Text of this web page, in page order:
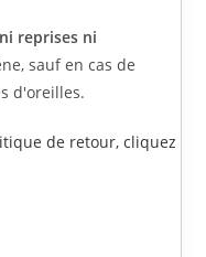
reprises ni
sauf en cas de
d'oreilles.
de retour, cliquez